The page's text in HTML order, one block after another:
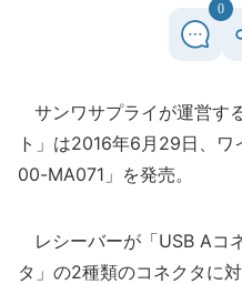
0
サンワサプライが運営す
ト」は2016年6月29日、
00-MA071」を発売。
レシーバーが「USB Aコ
タ」の2種類のコネクタに